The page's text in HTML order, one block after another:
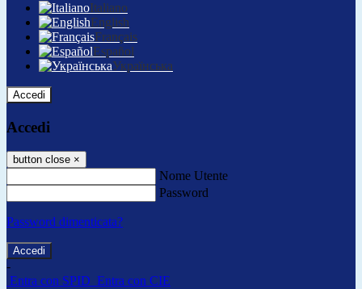
Italiano
English
Français
Español
Українська
Accedi
Accedi
button close ×
Nome Utente
Password
Password dimenticata?
-
Entra con SPID Entra con CIE